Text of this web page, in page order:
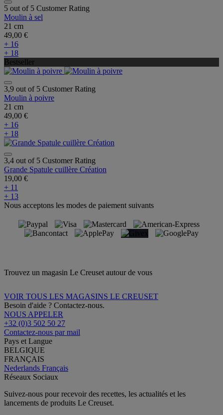
5 out of 5 Customer Rating
Moulin à sel
21 cm
49,00 €
+ 16
+ 18
Bestseller
3,9 out of 5 Customer Rating
Moulin à poivre
21 cm
49,00 €
+ 16
+ 18
3,4 out of 5 Customer Rating
Grande Spatule cuillère Création
19,00 €
+ 11
+ 13
Nous acceptons les modes de paiement suivants
Trouvez un magasin Le Creuset autour de vous
VOIR TOUS LES MAGASINS LE CREUSET
Besoin d'aide ? Contactez-nous.
NOUS APPELER
+32 (0)3 502 50 27
Contactez-nous par mail
Pays et Langue
BELGIQUE
FRANÇAIS
Nederlands Français
Réseaux Sociaux
Suivez-nous pour recevoir des recettes, les actualités et les
lancements de produits Le Creuset.